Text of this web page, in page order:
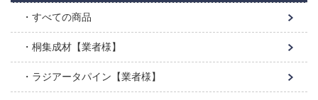
すべての商品
桐集成材【業者様】
ラジアータパイン【業者様】